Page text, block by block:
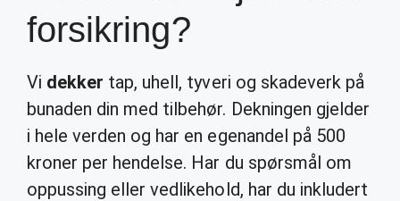
forsikring?
Vi dekker tap, uhell, tyveri og skadeverk på
bunaden din med tilbehør. Dekningen gjelder
i hele verden og har en egenandel på 500
kroner per hendelse. Har du spørsmål om
oppussing eller vedlikehold, har du inkludert